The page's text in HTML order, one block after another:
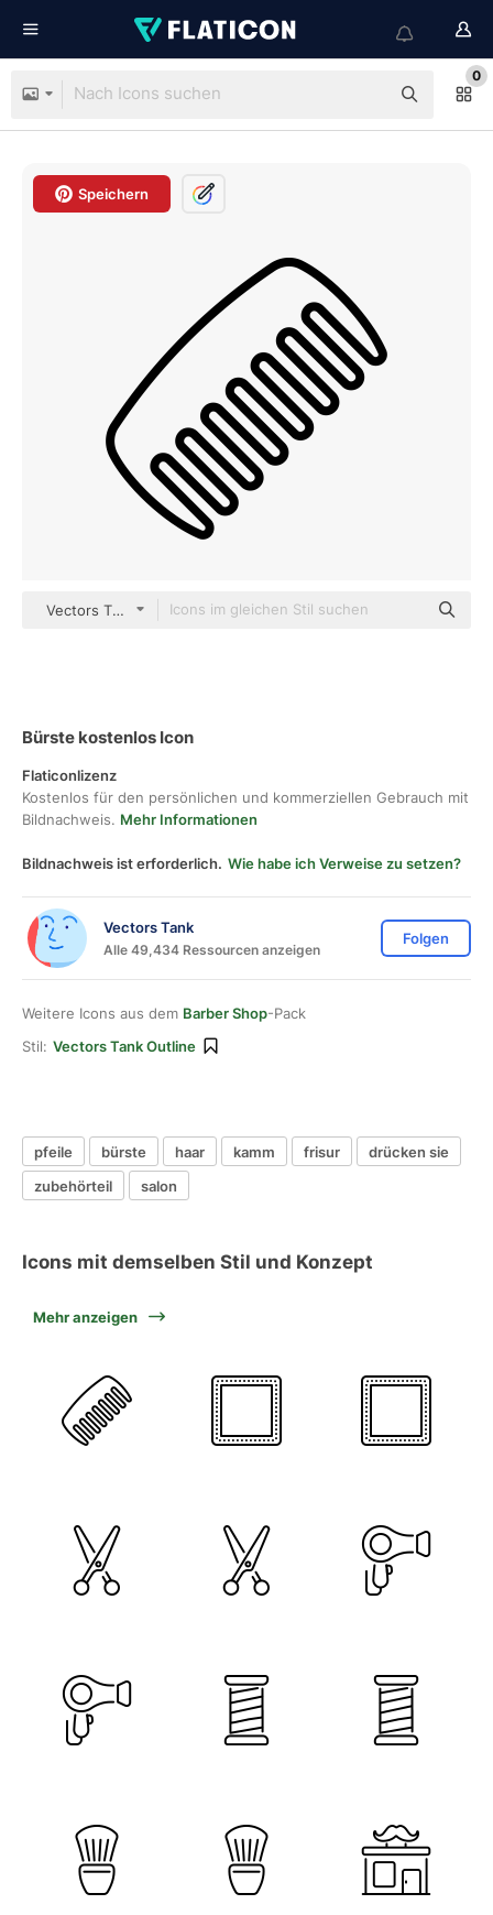
0
Speichern
Vectors Tank outline
Bürste kostenlos Icon
Flaticonlizenz
Kostenlos für den persönlichen und kommerziellen Gebrauch mit
Bildnachweis. Mehr Informationen
Bildnachweis ist erforderlich. Wie habe ich Verweise zu setzen?
Vectors Tank
Alle 49,434 Ressourcen anzeigen
Folgen
Weitere Icons aus dem Barber Shop-Pack
Stil: Vectors Tank Outline
pfeile bürste haar kamm frisur
drücken sie
zubehörteil
salon
Icons mit demselben Stil und Konzept
Mehr anzeigen